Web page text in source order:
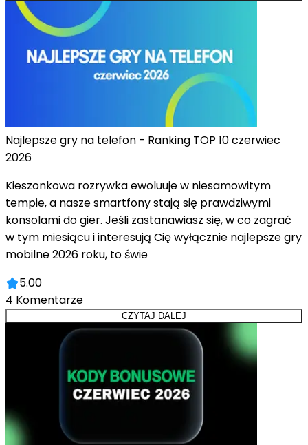
Najlepsze gry na telefon - Ranking TOP 10 czerwiec
2026
Kieszonkowa rozrywka ewoluuje w niesamowitym
tempie, a nasze smartfony stają się prawdziwymi
konsolami do gier. Jeśli zastanawiasz się, w co zagrać
w tym miesiącu i interesują Cię wyłącznie najlepsze gry
mobilne 2026 roku, to świe
5.00
4 Komentarze
CZYTAJ DALEJ